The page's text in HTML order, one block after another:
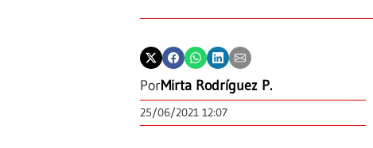
PorMirta Rodríguez P.
25/06/2021 12:07